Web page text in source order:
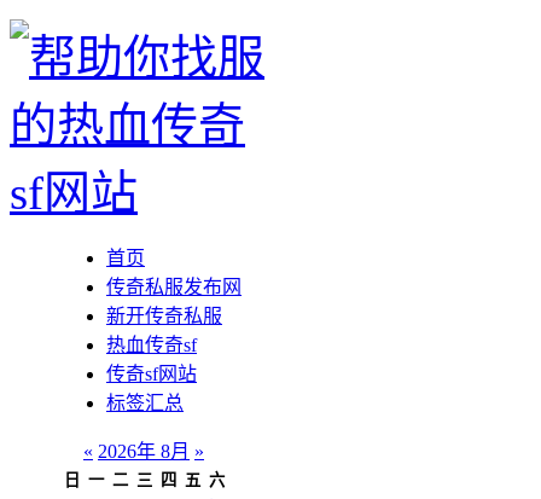
首页
传奇私服发布网
新开传奇私服
热血传奇sf
传奇sf网站
标签汇总
« 2026年 8月 »
日 一 二 三 四 五 六